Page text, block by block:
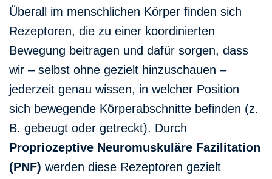
Überall im menschlichen Körper finden sich
Rezeptoren, die zu einer koordinierten
Bewegung beitragen und dafür sorgen, dass
wir – selbst ohne gezielt hinzuschauen –
jederzeit genau wissen, in welcher Position
sich bewegende Körperabschnitte befinden (z.
B. gebeugt oder getreckt). Durch
Propriozeptive Neuromuskuläre Fazilitation
(PNF) werden diese Rezeptoren gezielt